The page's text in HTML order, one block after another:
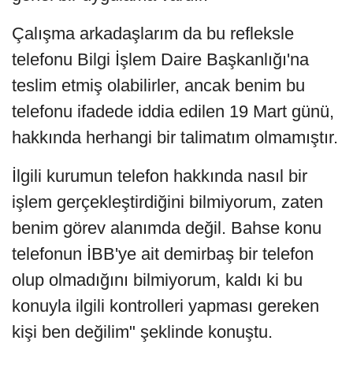
Çalışma arkadaşlarım da bu refleksle
telefonu Bilgi İşlem Daire Başkanlığı'na
teslim etmiş olabilirler, ancak benim bu
telefonu ifadede iddia edilen 19 Mart günü,
hakkında herhangi bir talimatım olmamıştır.
İlgili kurumun telefon hakkında nasıl bir
işlem gerçekleştirdiğini bilmiyorum, zaten
benim görev alanımda değil. Bahse konu
telefonun İBB'ye ait demirbaş bir telefon
olup olmadığını bilmiyorum, kaldı ki bu
konuyla ilgili kontrolleri yapması gereken
kişi ben değilim" şeklinde konuştu.